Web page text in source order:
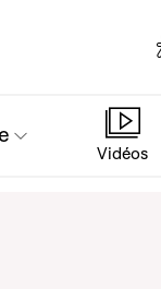
Vidéos